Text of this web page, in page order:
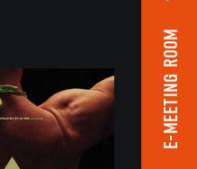
E-MEETING ROOM